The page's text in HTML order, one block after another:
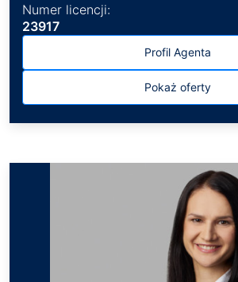
Numer licencji:
23917
Profil Agenta
Pokaż oferty